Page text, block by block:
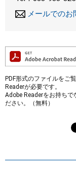
メールでの
PDF形式のファイルをご
Readerが必要です。
Adobe Readerをお持ち
ださい。（無料）